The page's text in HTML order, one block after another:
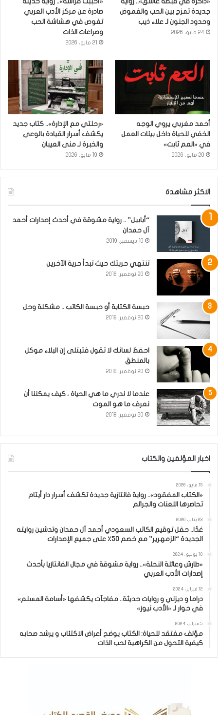
جديدة تمزج بين الحب والغموض
وحدود الجنون لـ علاء ذيب
24 مايو، 2026
صادرة عن مركز الأدب العربي
تغوص في هشاشة الحب
وصراعات الذات
21 مايو، 2026
أحمد مغربي يروي الوجه
الخفي للحياة داخل بيئات العمل
في «العم ثابت»
20 مايو، 2026
«رحلتي مع الإدارة».. كتاب جديد
يكشف أسرار القيادة بالوعي
والخبرة لـ منى العيبان
19 مايو، 2026
الاكثر مشاهدة
“أبابيل” .. رواية مشوقة في أحدث إصدارات أحمد
آل حمدان
10 ديسمبر، 2019
تنتهي حريتك حيث تبدأ حرية الآخرين
20 نوفمبر، 2018
حبسة الكتابة أو حبسة الكاتب .. مشكلة وحل
20 نوفمبر، 2018
احفظ لسانك لا تقول فتبتلى إن البلاء موكل
بالمنطق
20 نوفمبر، 2018
عندما لا ندري ما هي الحياة ، كيف يمكننا أن
نعرف ما هو الموت
20 نوفمبر، 2018
اخبار المؤلفين والكتاب
15 مايو، 2026
«الكتاب المفقود».. رواية فانتازية جديدة تكشف أسرار دار أيتام
تحاصرها اللعنات والجرائم
23 يناير، 2026
غدًا.. حفل توقيع الكاتب السعودي أحمد آل حمدان وتدشين روايته
الجديدة “الزمهرير” مع خصم 50٪ على جميع الإصدارات
10 يونيو، 2024
«طارش وعائلة النحلة».. رواية مشوقة في مجال الفانتازيا بأحدث
إصدارات الأدب العربي
12 فبراير، 2024
دراما و ديزني و روايات حديثة.. مفاجآت يكشفها «أسامة المسلم»
في حوار لـ «الأدب نيوز»
5 فبراير، 2024
مؤلف مفتقد للحياة: الكتاب يوضح أعراض الاكتئاب و يرشد صحابه
كيفية التحول من الكراهية لحب الذات